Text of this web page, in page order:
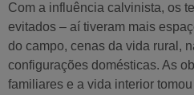
Com a influência calvinista, os
evitados – aí tiveram mais
do campo, cenas da vida rural,
configurações domésticas. As
familiares e a vida interior